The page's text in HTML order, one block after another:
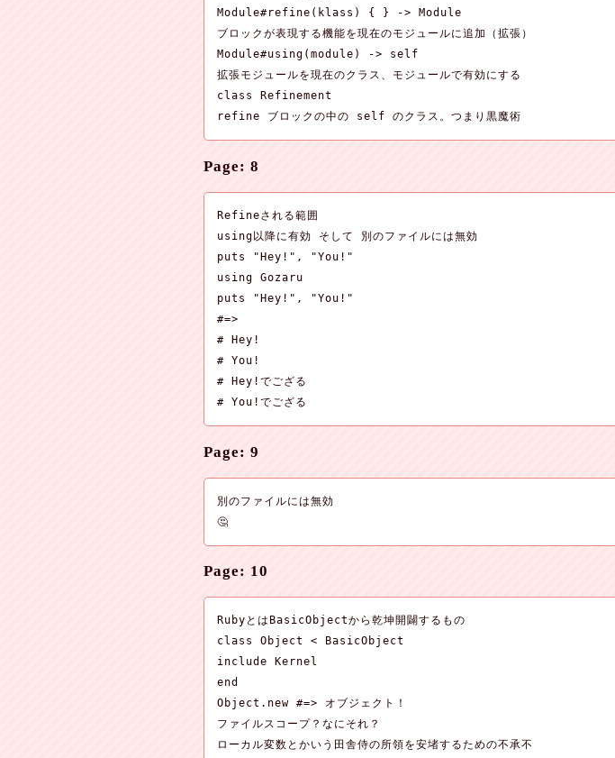
Module#refine(klass) { } -> Module
ブロックが表現する機能を現在のモジュールに追加（拡張）
Module#using(module) -> self
拡張モジュールを現在のクラス、モジュールで有効にする
class Refinement
refine ブロックの中の self のクラス。つまり黒魔術
Page: 8
Refineされる範囲
using以降に有効 そして 別のファイルには無効
puts "Hey!", "You!"
using Gozaru
puts "Hey!", "You!"
#=>
# Hey!
# You!
# Hey!でござる
# You!でござる
Page: 9
別のファイルには無効
🤔
Page: 10
RubyとはBasicObjectから乾坤開闢するもの
class Object < BasicObject
include Kernel
end
Object.new #=> オブジェクト！
ファイルスコープ？なにそれ？
ローカル変数とかいう田舎侍の所領を安堵するための不承不